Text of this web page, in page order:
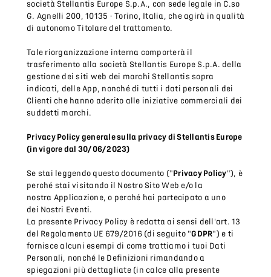
società Stellantis Europe S.p.A., con sede legale in C.so
G. Agnelli 200, 10135 - Torino, Italia, che agirà in qualità
di autonomo Titolare del trattamento.
Tale riorganizzazione interna comporterà il
trasferimento alla società Stellantis Europe S.p.A. della
gestione dei siti web dei marchi Stellantis sopra
indicati, delle App, nonché di tutti i dati personali dei
Clienti che hanno aderito alle iniziative commerciali dei
suddetti marchi.
Privacy Policy generale sulla privacy di Stellantis Europe
(in vigore dal 30/06/2023)
Se stai leggendo questo documento ("Privacy Policy"), è
perché stai visitando il Nostro Sito Web e/o la
nostra Applicazione, o perché hai partecipato a uno
dei Nostri Eventi.
La presente Privacy Policy è redatta ai sensi dell'art. 13
del Regolamento UE 679/2016 (di seguito "GDPR") e ti
fornisce alcuni esempi di come trattiamo i tuoi Dati
Personali, nonché le Definizioni rimandando a
spiegazioni più dettagliate (in calce alla presente